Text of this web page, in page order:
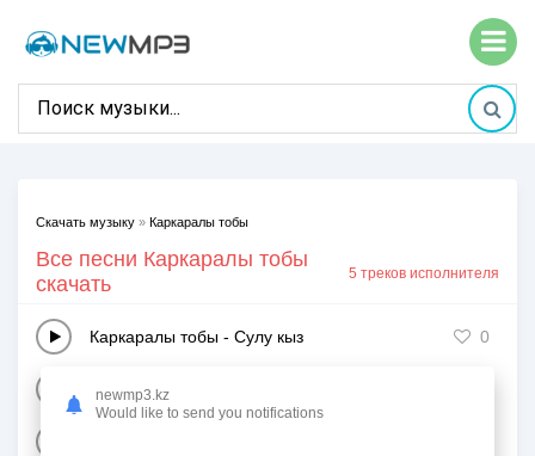
Скачать музыку » Каркаралы тобы
Все песни Каркаралы тобы
скачать
5 треков исполнителя
Каркаралы тобы - Сулу кыз 0
Каркаралы тобы
newmp3.kz
Would like to send you notifications